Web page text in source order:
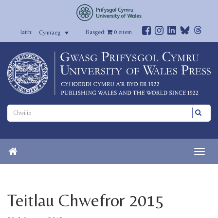
Cymraeg Basged: 0eitem
Teitlau Chwefror 2015